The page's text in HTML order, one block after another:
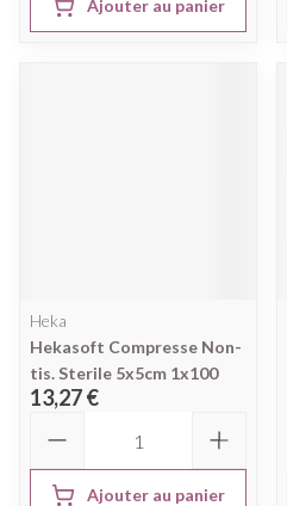
Ajouter au panier
Heka
Hekasoft Compresse Non-
tis. Sterile 5x5cm 1x100
13,27 €
Ajouter au panier